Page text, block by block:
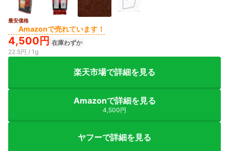
最安価格
Amazonで売れています！
4,500円 在庫わずか
22.5円 / 1g
楽天市場で詳細を見る
Amazonで詳細を見る
4,500円
ヤフーで詳細を見る